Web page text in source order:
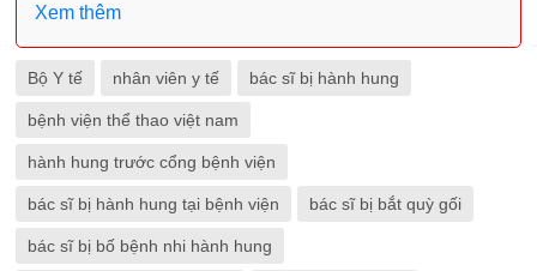
Xem thêm
Bộ Y tế nhân viên y tế bác sĩ bị hành hung
bệnh viện thể thao việt nam
hành hung trước cổng bệnh viện
bác sĩ bị hành hung tại bệnh viện bác sĩ bị bắt quỳ gối
bác sĩ bị bố bệnh nhi hành hung